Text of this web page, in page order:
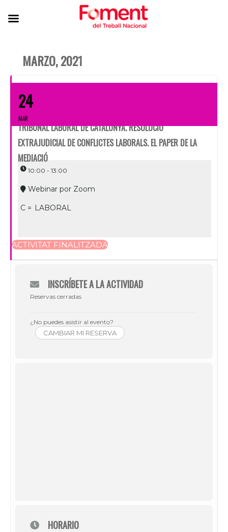
MARZO, 2021
24
MAR
TRIBUNAL LABORAL DE CATALUNYA. RESOLUCIÓ
EXTRAJUDICIAL DE CONFLICTES LABORALS. EL PAPER DE LA
MEDIACIÓ
10:00 - 13:00
Webinar por Zoom
C = LABORAL
ACTIVITAT FINALITZADA
INSCRÍBETE A LA ACTIVIDAD
Reservas cerradas
¿No puedes asistir al evento?
CAMBIAR MI RESERVA
HORARIO